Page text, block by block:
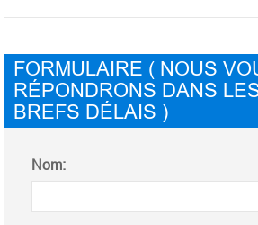
FORMULAIRE ( NOUS
RÉPONDRONS DANS
BREFS DÉLAIS )
Nom: